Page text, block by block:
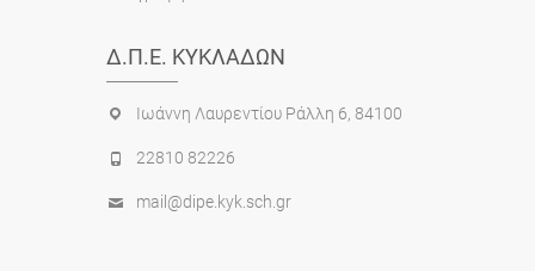
Δ.Π.Ε. ΚΥΚΛΆΔΩΝ
Ιωάννη Λαυρεντίου Ράλλη 6, 84100
22810 82226
mail@dipe.kyk.sch.gr